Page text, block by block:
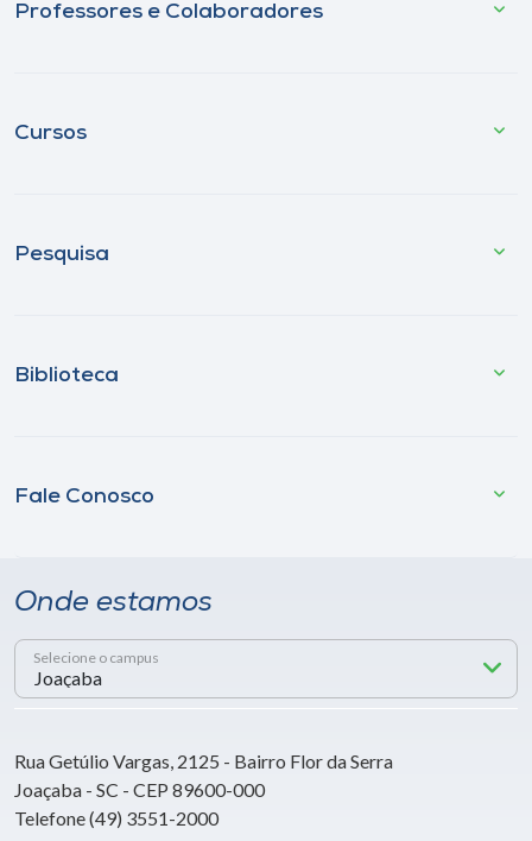
Professores e Colaboradores
Cursos
Pesquisa
Biblioteca
Fale Conosco
Onde estamos
Selecione o campus
Rua Getúlio Vargas, 2125 - Bairro Flor da Serra
Joaçaba - SC - CEP 89600-000
Telefone (49) 3551-2000